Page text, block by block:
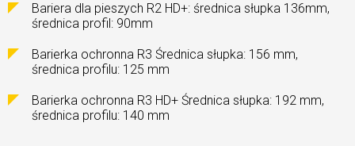
Bariera dla pieszych R2 HD+: średnica słupka 136mm,
średnica profil: 90mm
Barierka ochronna R3 Średnica słupka: 156 mm,
średnica profilu: 125 mm
Barierka ochronna R3 HD+ Średnica słupka: 192 mm,
średnica profilu: 140 mm